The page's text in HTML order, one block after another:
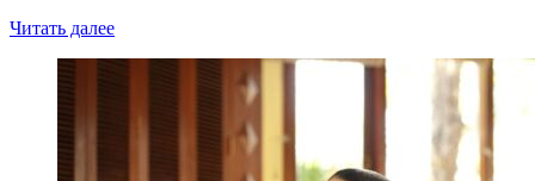
Читать далее